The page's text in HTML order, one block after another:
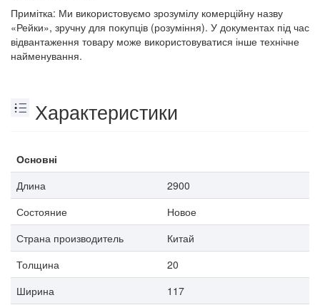
Примітка: Ми використовуємо зрозумілу комерційну назву
«Рейки», зручну для покупців (розуміння). У документах під час
відвантаження товару може використовуватися інше технічне
найменування.
Характеристики
Основні
Длина
2900
Состояние
Новое
Страна производитель
Китай
Толщина
20
Ширина
117